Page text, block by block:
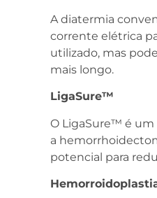
A diatermia
corrente elétrica
utilizado, mas
mais longo.
LigaSure™
O LigaSure™ é um
a
potencial para